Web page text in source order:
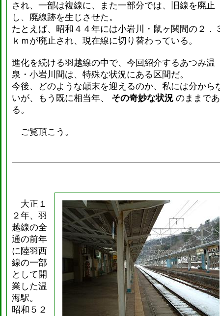
され、一部は複線に、また一部分では、旧線を廃止
し、廃線跡を生じさせた。
たとえば、昭和４４年には小岩川・鼠ヶ関間の２．
ｋｍが廃止され、現在線に切り替わっている。
進化を続ける羽越線の中で、今回紹介するあつみ温
泉・小岩川間は、特殊な状況にある区間だ。
今後、どのような顛末を迎えるのか、私には分から
いが、もう既に相当年、
その奇妙な状況 のままであ
る。
ご覧頂こう。
大正１
２年、羽
越線の全
通の前年
に陸羽西
線の一部
として開
業した温
海駅。
昭和５２